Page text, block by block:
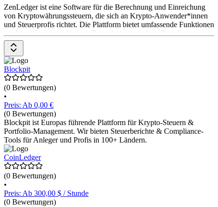
ZenLedger ist eine Software für die Berechnung und Einreichung
von Kryptowährungssteuern, die sich an Krypto-Anwender*innen
und Steuerprofis richtet. Die Plattform bietet umfassende Funktionen
zur Verwaltung von Krypto-Transaktionen und zur Erstellung von
Steuerberichten. ZenLedger unterstützt alle gängigen Krypto-Börsen
und Wallets, ermöglicht die Berechnung von Kapitalgewinnen und -
verlusten und bietet eine einfache Download-Funktion für
Steuerformulare. Die Preisgestaltung umfasst verschiedene
Blockpit
(0 Bewertungen)
•
Preis: Ab 0,00 €
(0 Bewertungen)
Blockpit ist Europas führende Plattform für Krypto-Steuern &
Portfolio-Management. Wir bieten Steuerberichte & Compliance-
Tools für Anleger und Profis in 100+ Ländern.
CoinLedger
(0 Bewertungen)
•
Preis: Ab 300,00 $ / Stunde
(0 Bewertungen)